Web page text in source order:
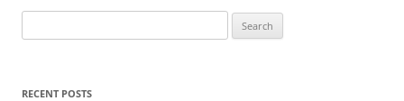
for:
RECENT POSTS